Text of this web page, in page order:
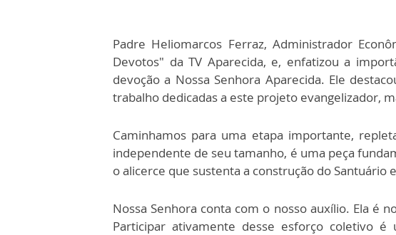
Padre Heliomarcos Ferraz, Administrador
Devotos" da TV Aparecida, e, enfatizou a
devoção a Nossa Senhora Aparecida. Ele
trabalho dedicadas a este projeto evangelizador,
Caminhamos para uma etapa importante,
independente de seu tamanho, é uma peça
o alicerce que sustenta a construção do Santuário
Nossa Senhora conta com o nosso auxílio. Ela é
Participar ativamente desse esforço coletivo